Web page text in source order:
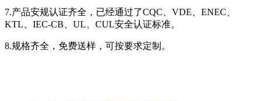
7.产品安规认证齐全，已经通过了CQC、VDE、ENEC、
KTL、IEC-CB、UL、CUL安全认证标准。
8.规格齐全，免费送样，可按要求定制。